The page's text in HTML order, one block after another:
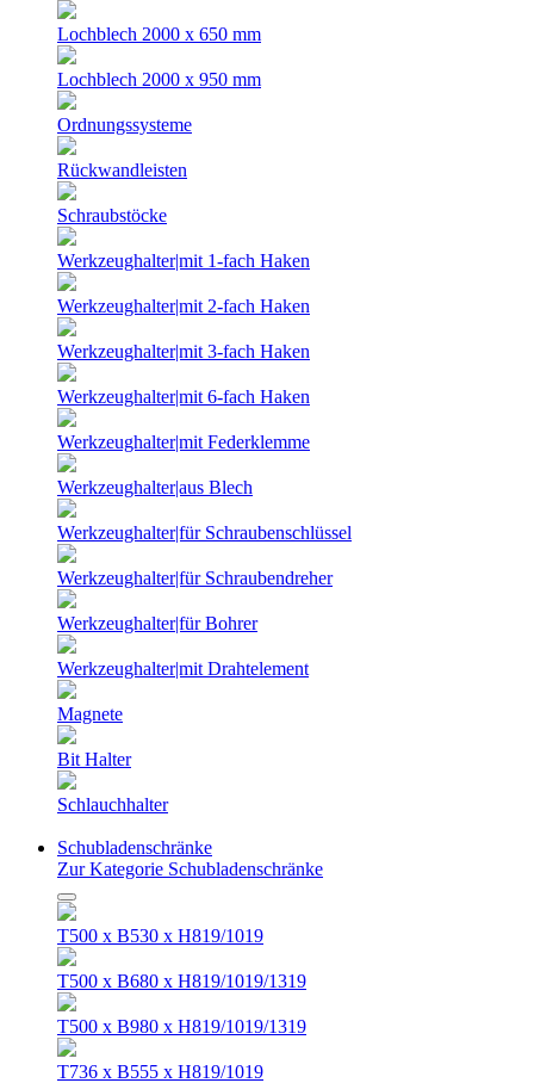
Lochblech 2000 x 650 mm
Lochblech 2000 x 950 mm
Ordnungssysteme
Rückwandleisten
Schraubstöcke
Werkzeughalter|mit 1-fach Haken
Werkzeughalter|mit 2-fach Haken
Werkzeughalter|mit 3-fach Haken
Werkzeughalter|mit 6-fach Haken
Werkzeughalter|mit Federklemme
Werkzeughalter|aus Blech
Werkzeughalter|für Schraubenschlüssel
Werkzeughalter|für Schraubendreher
Werkzeughalter|für Bohrer
Werkzeughalter|mit Drahtelement
Magnete
Bit Halter
Schlauchhalter
Schubladenschränke
Zur Kategorie Schubladenschränke
T500 x B530 x H819/1019
T500 x B680 x H819/1019/1319
T500 x B980 x H819/1019/1319
T736 x B555 x H819/1019